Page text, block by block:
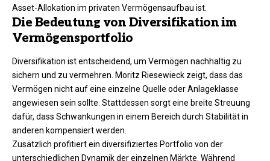
Asset-Allokation im privaten Vermögensaufbau ist.
Die Bedeutung von Diversifikation im
Vermögensportfolio
Diversifikation ist entscheidend, um Vermögen nachhaltig zu
sichern und zu vermehren. Moritz Riesewieck zeigt, dass das
Vermögen nicht auf eine einzelne Quelle oder Anlageklasse
angewiesen sein sollte. Stattdessen sorgt eine breite Streuung
dafür, dass Schwankungen in einem Bereich durch Stabilität in
anderen kompensiert werden.
Zusätzlich profitiert ein diversifiziertes Portfolio von der
unterschiedlichen Dynamik der einzelnen Märkte. Während